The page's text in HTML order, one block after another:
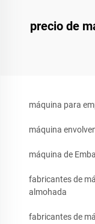
precio de
máquina para
máquina
máquina de
fabricantes de
almohada
fabricantes de